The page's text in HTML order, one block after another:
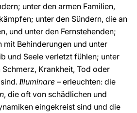
unter den armen Familien,
unter den Sündern, die an
und unter den Fernstehenden;
mit Behinderungen und unter
und Seele verletzt fühlen; unter
Krankheit, Tod oder
Illuminare – erleuchten: die
, die oft von schädlichen und
eingekreist sind und die